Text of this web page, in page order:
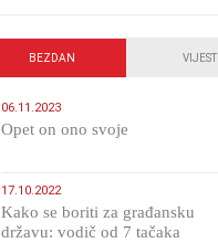
BEZDAN VIJESTI
06.11.2023
​Opet on ono svoje
17.10.2022
Kako se boriti za građansku
državu: vodič od 7 tačaka